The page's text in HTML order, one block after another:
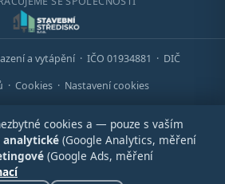
a vytápění · IČO 01934881 · DIČ
· Cookies · Nastavení cookies
cookies a — pouze s vaším
analytické (Google Analytics, měření
(Google Ads, měření